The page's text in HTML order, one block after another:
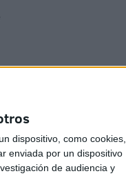
dispositivo, como
enviada por un dispositivo
de audiencia y